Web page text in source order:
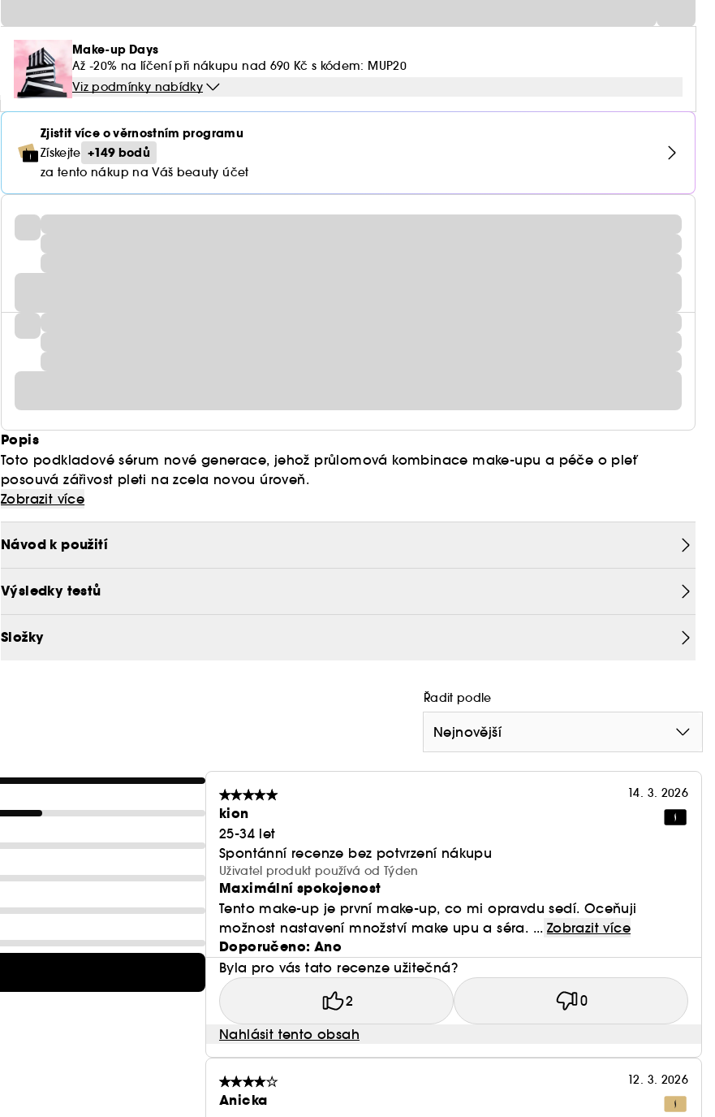
Make-up Days
Až -20% na líčení při nákupu nad 690 Kč s kódem: MUP20
Viz podmínky nabídky
Zjistit více o věrnostním programu
Získejte +149 bodů
za tento nákup na Váš beauty účet
Popis
Toto podkladové sérum nové generace, jehož průlomová kombinace make-upu a péče o pleť
posouvá zářivost pleti na zcela novou úroveň.
Zobrazit více
Návod k použití
Výsledky testů
Složky
Řadit podle
Nejnovější
14. 3. 2026
kion
25-34 let
Spontánní recenze bez potvrzení nákupu
Uživatel produkt používá od Týden
Maximální spokojenost
Tento make-up je první make-up, co mi opravdu sedí. Oceňuji
možnost nastavení množství make upu a séra. ... Zobrazit více
Doporučeno: Ano
Byla pro vás tato recenze užitečná?
2 0
Nahlásit tento obsah
12. 3. 2026
Anicka